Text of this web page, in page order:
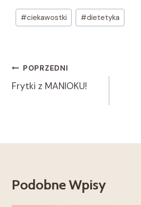
Tagi
wpisu:
#ciekawostki #dietetyka
Nawigacja
Wpisu
POPRZEDNI
Frytki z MANIOKU!
Podobne Wpisy